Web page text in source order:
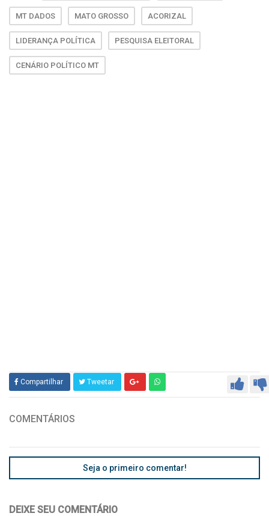
MT DADOS MATO GROSSO ACORIZAL
LIDERANÇA POLÍTICA PESQUISA ELEITORAL
CENÁRIO POLÍTICO MT
Compartilhar Tweetar
COMENTÁRIOS
Seja o primeiro comentar!
DEIXE SEU COMENTÁRIO